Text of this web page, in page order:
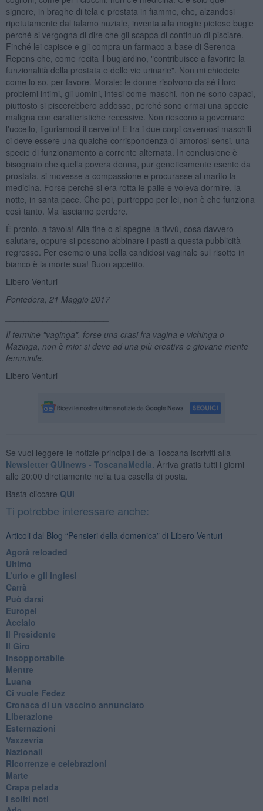
signore, in braghe di tela e prostata in fiamme, che, alzandosi
ripetutamente dal talamo nuziale, inventa alla moglie pietose bugie
perché si vergogna di dire che gli scappa di continuo di pisciare.
Finché lei capisce e gli compra un farmaco a base di Serenoa
Repens che, come recita il bugiardino, "contribuisce a favorire la
funzionalità della prostata e delle vie urinarie". Non mi chiedete
come lo so, per favore. Morale: le donne risolvono da sé i loro
problemi intimi, gli uomini, intesi come maschi, non ne sono capaci,
piuttosto si piscerebbero addosso, perché sono ormai una specie
maligna con caratteristiche recessive. Non riescono a governare
l'uccello, figuriamoci il cervello! E tra i due corpi cavernosi maschili
ci deve essere una qualche corrispondenza di amorosi sensi, una
specie di funzionamento a corrente alternata. In conclusione è
bisognato che quella povera donna, pur geneticamente esente da
prostata, si movesse a compassione e procurasse al marito la
medicina. Forse perché si era rotta le palle e voleva dormire, la
notte, in santa pace. Che poi, purtroppo per lei, non è che funziona
così tanto. Ma lasciamo perdere.
È pronto, a tavola! Alla fine o si spegne la tivvù, cosa davvero
salutare, oppure si possono abbinare i pasti a questa pubblicità-
regresso. Per esempio una bella candidosi vaginale sul risotto in
bianco è la morte sua! Buon appetito.
Libero Venturi
Pontedera, 21 Maggio 2017
Il termine "vaginga", forse una crasi fra vagina e vichinga o
Mazinga, non è mio: si deve ad una più creativa e giovane mente
femminile.
Libero Venturi
Se vuoi leggere le notizie principali della Toscana iscriviti alla
Newsletter QUInews - ToscanaMedia. Arriva gratis tutti i giorni
alle 20:00 direttamente nella tua casella di posta.
Basta cliccare QUI
Ti potrebbe interessare anche:
Articoli dal Blog “Pensieri della domenica” di Libero Venturi
​Agorà reloaded
Ultimo
​L’urlo e gli inglesi
Carrà
Può darsi
Europei
Acciaio
Il Presidente
​Il Giro
Insopportabile
​Mentre
Luana
​Ci vuole Fedez
​Cronaca di un vaccino annunciato
​Liberazione
Esternazioni
Vaxzevria
Nazionali
​Ricorrenze e celebrazioni
Marte
​Crapa pelada
​I soliti noti